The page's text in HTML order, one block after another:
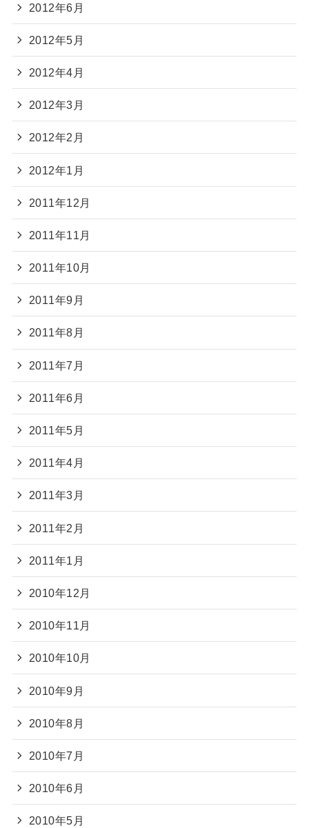
2012年6月
2012年5月
2012年4月
2012年3月
2012年2月
2012年1月
2011年12月
2011年11月
2011年10月
2011年9月
2011年8月
2011年7月
2011年6月
2011年5月
2011年4月
2011年3月
2011年2月
2011年1月
2010年12月
2010年11月
2010年10月
2010年9月
2010年8月
2010年7月
2010年6月
2010年5月